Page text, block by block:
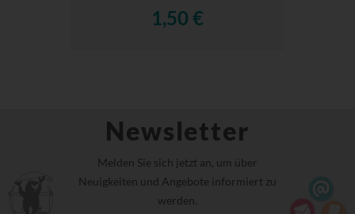
1,50 €
Newsletter
Melden Sie sich jetzt an, um über
Neuigkeiten und Angebote informiert zu
werden.